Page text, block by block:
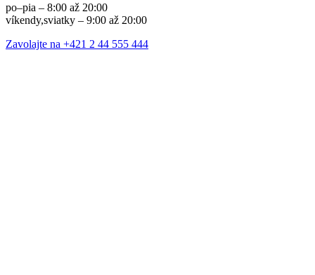
po–pia – 8:00 až 20:00
víkendy,sviatky – 9:00 až 20:00
Zavolajte na +421 2 44 555 444